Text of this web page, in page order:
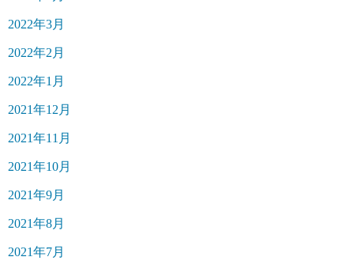
2022年3月
2022年2月
2022年1月
2021年12月
2021年11月
2021年10月
2021年9月
2021年8月
2021年7月